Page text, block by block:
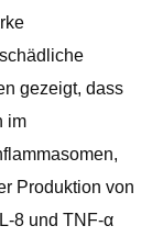
gezeigt, dass
im
Produktion von
8 und TNF-α